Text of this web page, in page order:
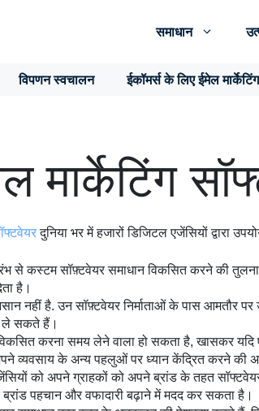
समाधान
विपणन स्वचालन ईकॉमर्स के लिए ईमेल मार्केटिंग
मार्केटिंग
दुनिया भर में हजारों डिजिटल एजेंसियों द्वारा
से कस्टम सॉफ़्टवेयर समाधान विकसित करने की
है।
नहीं है. उन सॉफ़्टवेयर निर्माताओं के पास आमतौर
ले सकते हैं।
करना समय लेने वाला हो सकता है, खासकर
व्यवसाय के अन्य पहलुओं पर ध्यान केंद्रित करने की
को अपने ग्राहकों को अपने ब्रांड के तहत
पहचान और वफादारी बढ़ाने में मदद कर सकता है।